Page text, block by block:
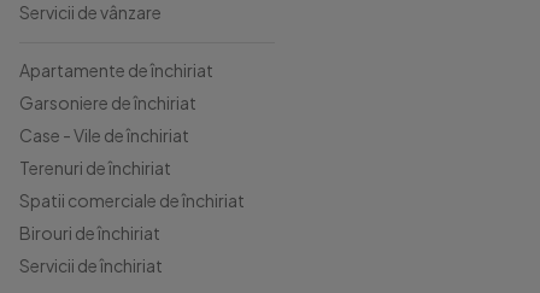
Servicii de vânzare
Apartamente de închiriat
Garsoniere de închiriat
Case - Vile de închiriat
Terenuri de închiriat
Spatii comerciale de închiriat
Birouri de închiriat
Servicii de închiriat